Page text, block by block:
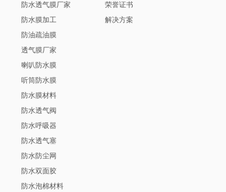
防水透气膜厂家
防水膜加工
防油疏油膜
透气膜厂家
喇叭防水膜
听筒防水膜
防水膜材料
防水透气阀
防水呼吸器
防水透气塞
防水防尘网
防水双面胶
防水泡棉材料
荣誉证书
解决方案